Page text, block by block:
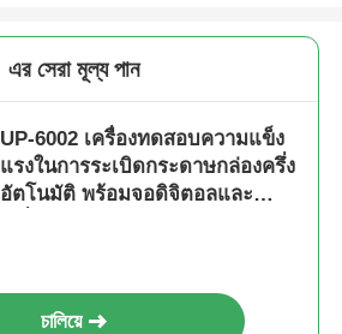
এর সেরা মূল্য পান
UP-6002 เครื่องทดสอบความแข็ง
แรงในการระเบิดกระดาษกล่องครึ่ง
อัตโนมัติ พร้อมจอดิจิตอลและ
চালিয়ে